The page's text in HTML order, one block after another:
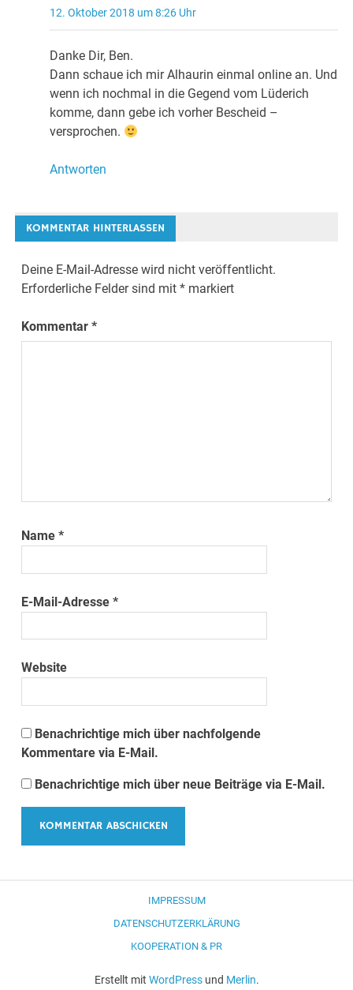
12. Oktober 2018 um 8:26 Uhr
Danke Dir, Ben.
Dann schaue ich mir Alhaurin einmal online an. Und
wenn ich nochmal in die Gegend vom Lüderich
komme, dann gebe ich vorher Bescheid –
versprochen.
Antworten
KOMMENTAR HINTERLASSEN
Deine E-Mail-Adresse wird nicht veröffentlicht.
Erforderliche Felder sind mit* markiert
Kommentar*
Name*
E-Mail-Adresse*
Website
Benachrichtige mich über nachfolgende
Kommentare via E-Mail.
Benachrichtige mich über neue Beiträge via E-Mail.
IMPRESSUM
DATENSCHUTZERKLÄRUNG
KOOPERATION & PR
Erstellt mit WordPressund Merlin.